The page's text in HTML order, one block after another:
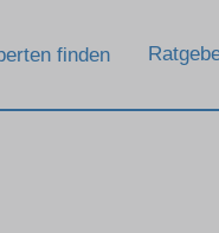
finden